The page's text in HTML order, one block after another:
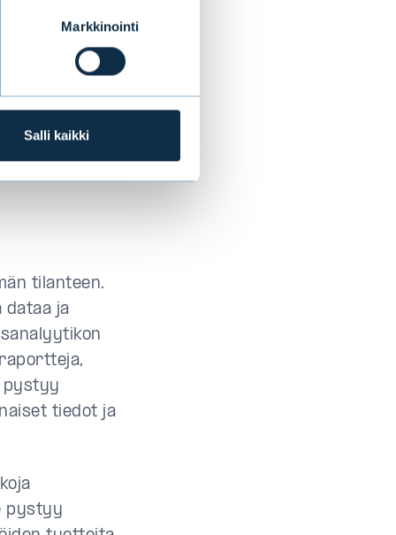
Markkinointi
Salli kaikki
kanssa sen
tilanteen.
dataa ja
pystyy
tiedot ja
pystyy